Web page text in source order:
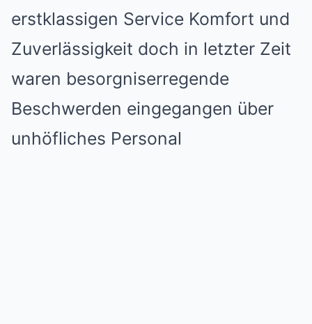
erstklassigen Service Komfort und
Zuverlässigkeit doch in letzter Zeit
waren besorgniserregende
Beschwerden eingegangen über
unhöfliches Personal